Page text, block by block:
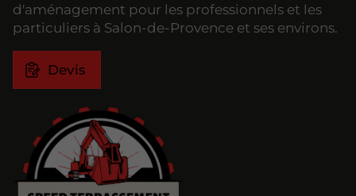
d'aménagement pour les professionnels et les
particuliers à Salon-de-Provence et ses environs.
Devis